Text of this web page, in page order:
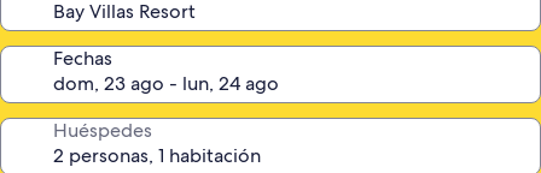
Fechas
Huéspedes